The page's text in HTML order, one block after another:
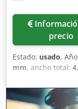
Información de
precio
Estado: usado,
mm, ancho total:
1,060 mm,
serie 102 usada,